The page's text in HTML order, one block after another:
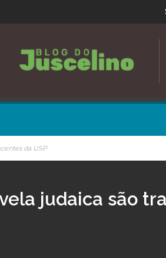
da USP
judaica são